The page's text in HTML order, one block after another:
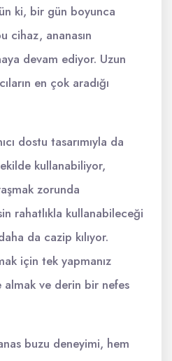
ki, bir gün boyunca
cihaz, ananasın
devam ediyor. Uzun
en çok aradığı
dostu tasarımıyla da
kullanabiliyor,
zorunda
rahatlıkla kullanabileceği
da cazip kılıyor.
için tek yapmanız
almak ve derin bir nefes
buzu deneyimi, hem